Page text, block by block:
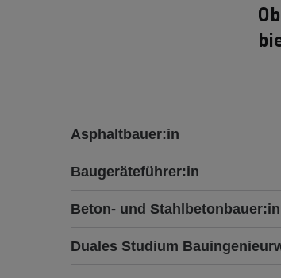
Asphaltbauer:in
Baugeräteführer:in
Beton- und Stahlbetonbauer:in
Duales Studium